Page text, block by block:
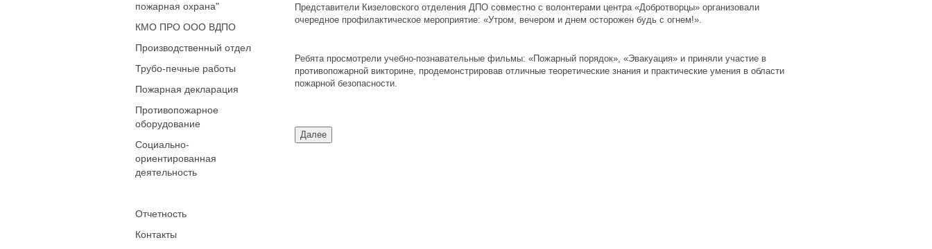
пожарная охрана"
КМО ПРО ООО ВДПО
Производственный отдел
Трубо-печные работы
Пожарная декларация
Противопожарное
оборудование
Социально-
ориентированная
деятельность
Отчетность
Контакты
Представители Кизеловского отделения ДПО совместно с волонтерами центра «Добротворцы» организовали
очередное профилактическое мероприятие: «Утром, вечером и днем осторожен будь с огнем!».
Ребята просмотрели учебно-познавательные фильмы: «Пожарный порядок», «Эвакуация» и приняли участие в
противопожарной викторине, продемонстрировав отличные теоретические знания и практические умения в области
пожарной безопасности.